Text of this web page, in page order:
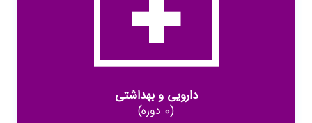
دارویی و بهداشتی
(0 دوره)